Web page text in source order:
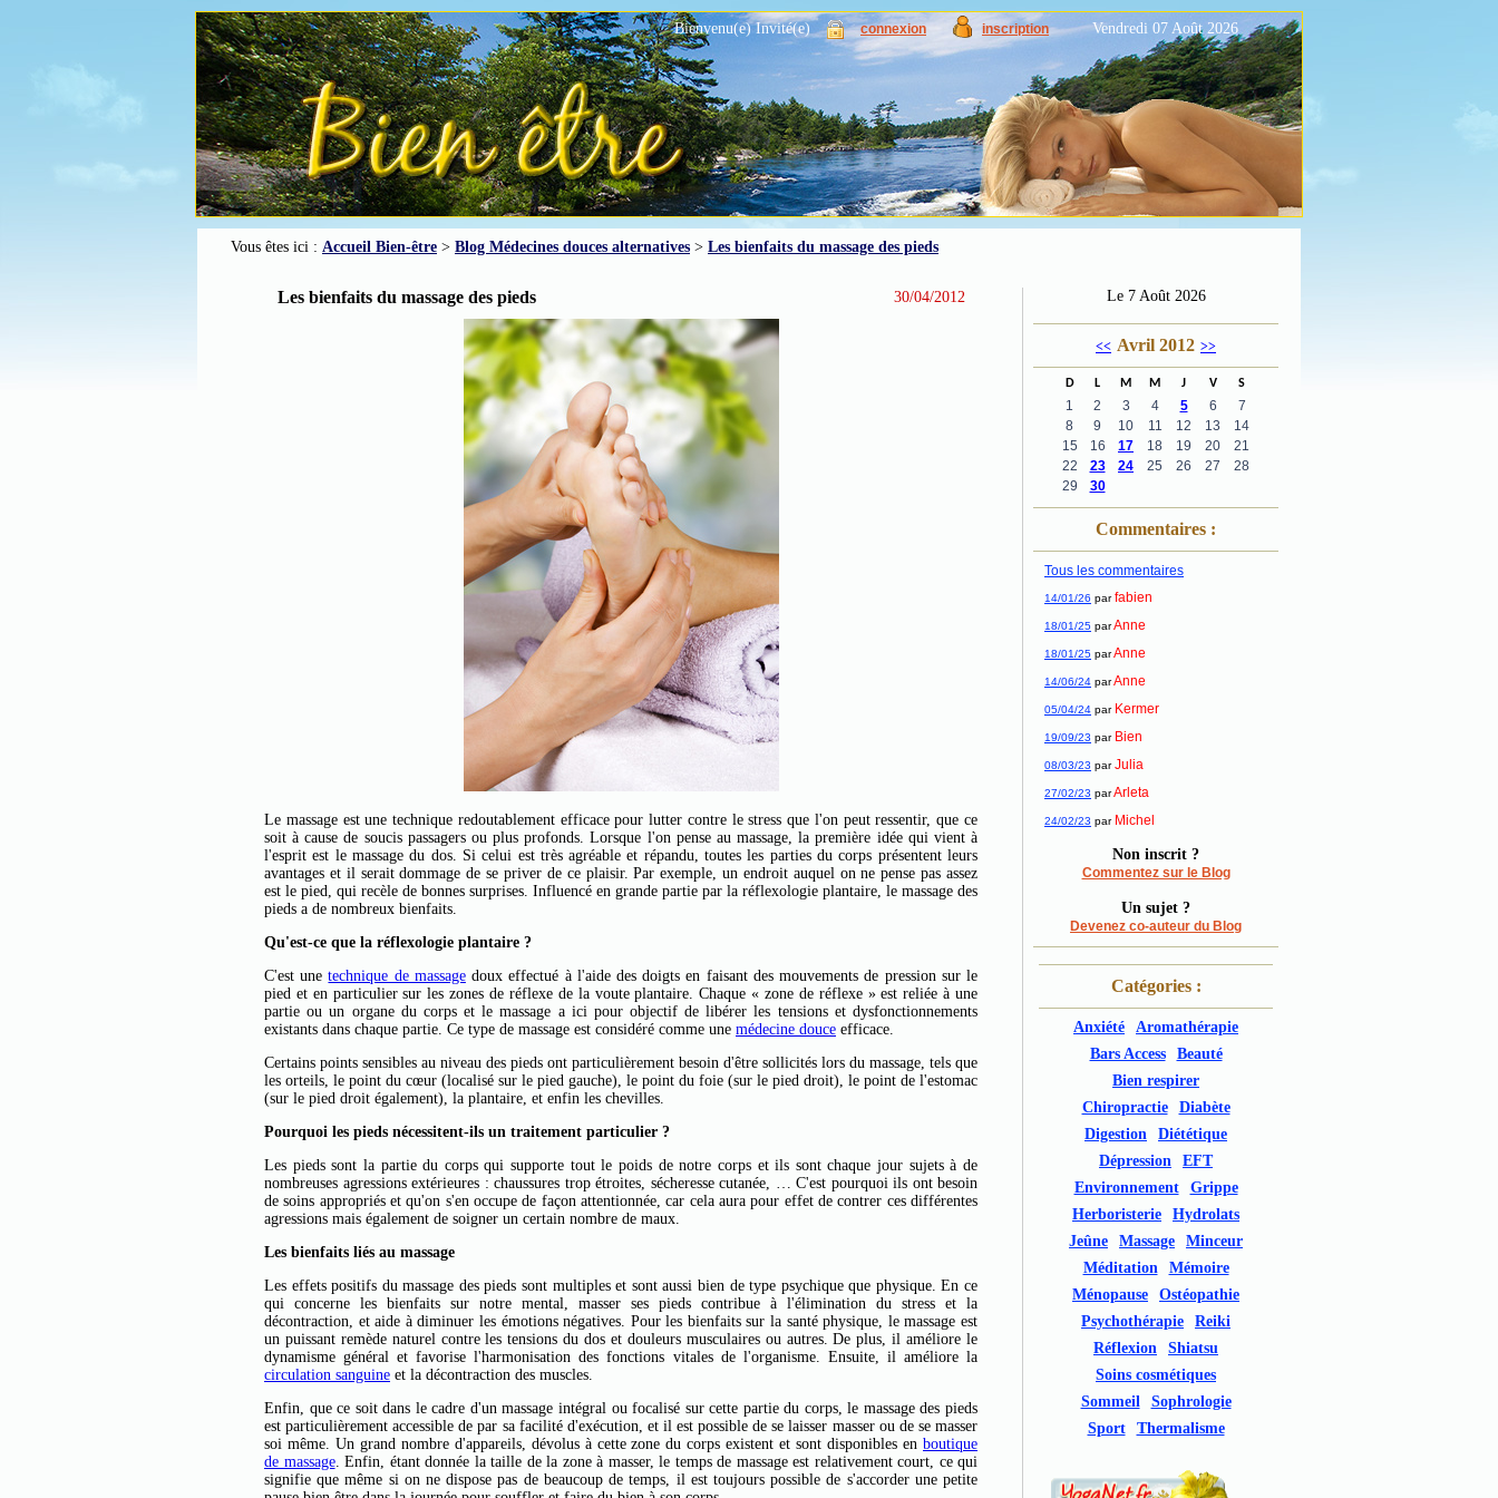
Bienvenu(e) Invité(e) connexion inscription Vendredi 07 Août 2026
Vous êtes ici : Accueil Bien-être > Blog Médecines douces alternatives > Les bienfaits du massage des pieds
Les bienfaits du massage des pieds 30/04/2012
Le massage est une technique redoutablement efficace pour lutter contre le stress que l'on peut ressentir, que ce
soit à cause de soucis passagers ou plus profonds. Lorsque l'on pense au massage, la première idée qui vient à
l'esprit est le massage du dos. Si celui est très agréable et répandu, toutes les parties du corps présentent leurs
avantages et il serait dommage de se priver de ce plaisir. Par exemple, un endroit auquel on ne pense pas assez
est le pied, qui recèle de bonnes surprises. Influencé en grande partie par la réflexologie plantaire, le massage des
pieds a de nombreux bienfaits.
Qu'est-ce que la réflexologie plantaire ?
C'est unetechnique de massagedoux effectué à l'aide des doigts en faisant des mouvements de pression sur le
pied et en particulier sur les zones de réflexe de la voute plantaire. Chaque « zone de réflexe » est reliée à une
partie ou un organe du corps et le massage a ici pour objectif de libérer les tensions et dysfonctionnements
existants dans chaque partie. Ce type de massage est considéré comme une médecine douce efficace.
Certains points sensibles au niveau des pieds ont particulièrement besoin d'être sollicités lors du massage, tels que
les orteils, le point du cœur (localisé sur le pied gauche), le point du foie (sur le pied droit), le point de l'estomac
(sur le pied droit également), la plantaire, et enfin les chevilles.
Pourquoi les pieds nécessitent-ils un traitement particulier ?
Les pieds sont la partie du corps qui supporte tout le poids de notre corps et ils sont chaque jour sujets à de
nombreuses agressions extérieures : chaussures trop étroites, sécheresse cutanée, … C'est pourquoi ils ont besoin
de soins appropriés et qu'on s'en occupe de façon attentionnée, car cela aura pour effet de contrer ces différentes
agressions mais également de soigner un certain nombre de maux.
Les bienfaits liés au massage
Les effets positifs du massage des pieds sont multiples et sont aussi bien de type psychique que physique. En ce
qui concerne les bienfaits sur notre mental, masser ses pieds contribue à l'élimination du stress et la
décontraction, et aide à diminuer les émotions négatives. Pour les bienfaits sur la santé physique, le massage est
un puissant remède naturel contre les tensions du dos et douleurs musculaires ou autres. De plus, il améliore le
dynamisme général et favorise l'harmonisation des fonctions vitales de l'organisme. Ensuite, il améliore la
circulation sanguine et la décontraction des muscles.
Enfin, que ce soit dans le cadre d'un massage intégral ou focalisé sur cette partie du corps, le massage des pieds
est particulièrement accessible de par sa facilité d'exécution, et il est possible de se laisser masser ou de se masser
soi même. Un grand nombre d'appareils, dévolus à cette zone du corps existent et sont disponibles en boutique
de massage. Enfin, étant donnée la taille de la zone à masser, le temps de massage est relativement court, ce qui
signifie que même si on ne dispose pas de beaucoup de temps, il est toujours possible de s'accorder une petite
Le 7 Août 2026
<< Avril 2012 >>
D L M M J V S
1 2 3 4 5 6
7
8
9 10 11 12 13
14
15
16 17 18 19 20
21
22
23 24 25 26 27
28
29
30
Commentaires :
Tous les commentaires
14/01/26 par fabien
18/01/25 parAnne
18/01/25 parAnne
14/06/24 parAnne
05/04/24 par Kermer
19/09/23 par Bien
08/03/23 par Julia
27/02/23 parArleta
24/02/23 par Michel
Non inscrit ?
Commentez sur le Blog
Un sujet ?
Devenez co-auteur du Blog
Catégories :
Anxiété
Aromathérapie
Bars Access
Beauté
Bien respirer
Chiropractie
Diabète
Digestion
Diététique
Dépression
EFT
Environnement
Grippe
Herboristerie
Hydrolats
Jeûne
Massage
Minceur
Méditation
Mémoire
Ménopause
Ostéopathie
Psychothérapie
Reiki
Réflexion
Shiatsu
Soins cosmétiques
Sommeil
Sophrologie
Sport
Thermalisme